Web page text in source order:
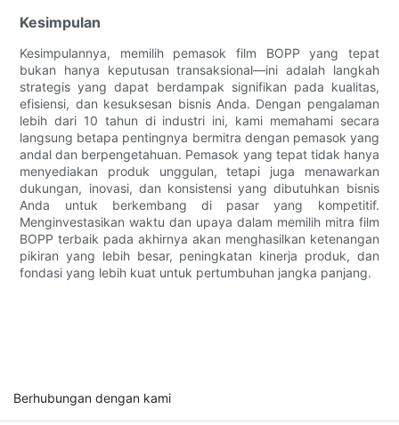
Kesimpulan
Kesimpulannya, memilih pemasok film BOPP yang tepat
bukan hanya keputusan transaksional—ini adalah langkah
strategis yang dapat berdampak signifikan pada kualitas,
efisiensi, dan kesuksesan bisnis Anda. Dengan pengalaman
lebih dari 10 tahun di industri ini, kami memahami secara
langsung betapa pentingnya bermitra dengan pemasok yang
andal dan berpengetahuan. Pemasok yang tepat tidak hanya
menyediakan produk unggulan, tetapi juga menawarkan
dukungan, inovasi, dan konsistensi yang dibutuhkan bisnis
Anda untuk berkembang di pasar yang kompetitif.
Menginvestasikan waktu dan upaya dalam memilih mitra film
BOPP terbaik pada akhirnya akan menghasilkan ketenangan
pikiran yang lebih besar, peningkatan kinerja produk, dan
fondasi yang lebih kuat untuk pertumbuhan jangka panjang.
Berhubungan dengan kami